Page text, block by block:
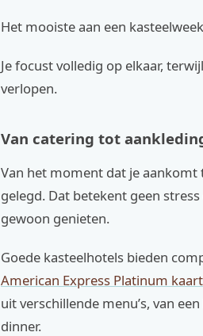
Het mooiste aan een
Je focust volledig op elkaar,
verlopen.
Van catering tot
Van het moment dat je
gelegd. Dat betekent geen
gewoon genieten.
Goede kasteelhotels bieden
American Express Platinum kaart
uit verschillende menu’s, van
dinner.